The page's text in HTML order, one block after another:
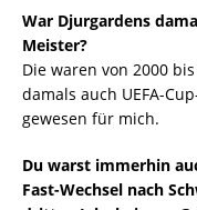
War Djurgardens
Meister?
Die waren von 2000
damals auch UEFA-
gewesen für mich.
Du warst immerhin
Fast-Wechsel nach